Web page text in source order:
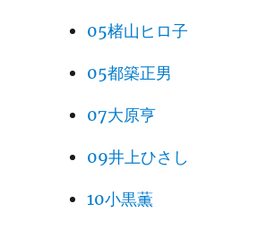
05楮山ヒロ子
05都築正男
07大原亨
09井上ひさし
10小黒薫